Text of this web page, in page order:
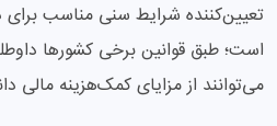
تعیین‌کننده شرایط سنی مناسب برای
است؛ طبق قوانین برخی کشورها
می‌توانند از مزایای کمک‌هزینه مالی